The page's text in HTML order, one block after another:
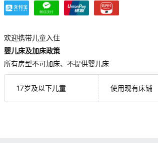
欢迎携带儿童入住
婴儿床及加床政策
所有房型不可加床、不提供婴儿床
17岁及以下儿童 使用现有床铺